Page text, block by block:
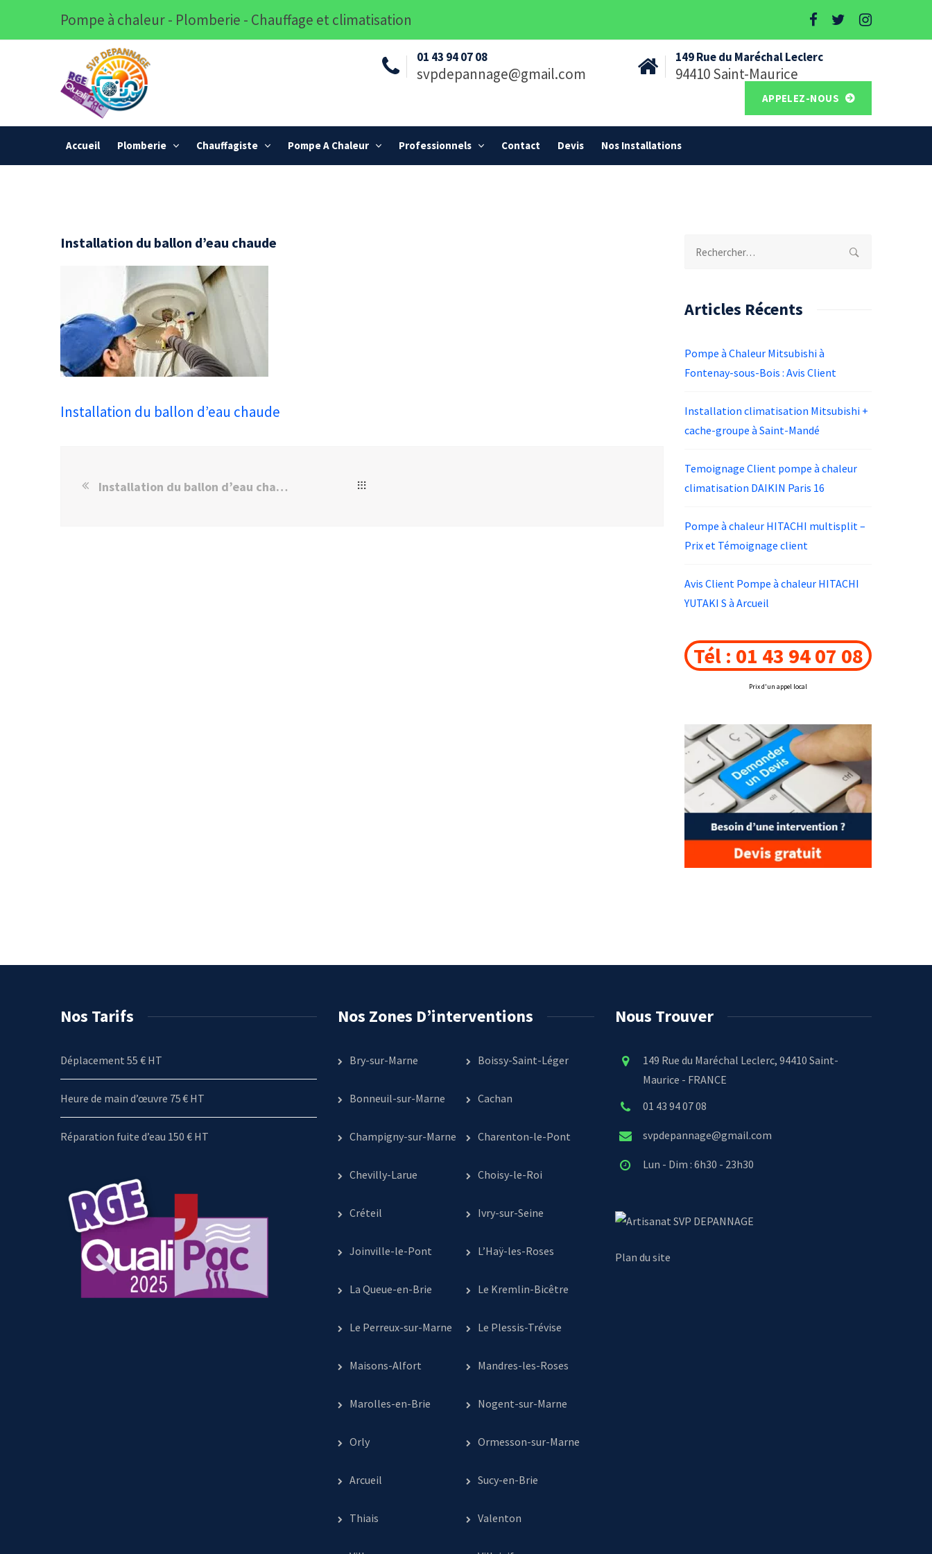
Pompe à chaleur - Plomberie - Chauffage et climatisation
01 43 94 07 08
svpdepannage@gmail.com
149 Rue du Maréchal Leclerc
94410 Saint-Maurice
APPELEZ-NOUS
Accueil Plomberie Chauffagiste Pompe A Chaleur Professionnels Contact Devis Nos Installations
Installation du ballon d’eau chaude
Installation du ballon d’eau chaude
Installation du ballon d’eau chaude
Rechercher :
Articles Récents
Pompe à Chaleur Mitsubishi à
Fontenay-sous-Bois : Avis Client
Installation climatisation Mitsubishi +
cache-groupe à Saint-Mandé
Temoignage Client pompe à chaleur
climatisation DAIKIN Paris 16
Pompe à chaleur HITACHI multisplit –
Prix et Témoignage client
Avis Client Pompe à chaleur HITACHI
YUTAKI S à Arcueil
Tél : 01 43 94 07 08
Prix d'un appel local
Nos Tarifs
Déplacement 55 € HT
Heure de main d’œuvre 75 € HT
Réparation fuite d’eau 150 € HT
Nos Zones D’interventions
Bry-sur-Marne Boissy-Saint-Léger
Bonneuil-sur-Marne Cachan
Champigny-sur-Marne Charenton-le-Pont
Chevilly-Larue Choisy-le-Roi
Créteil Ivry-sur-Seine
Joinville-le-Pont L’Haÿ-les-Roses
La Queue-en-Brie Le Kremlin-Bicêtre
Le Perreux-sur-Marne Le Plessis-Trévise
Maisons-Alfort Mandres-les-Roses
Marolles-en-Brie Nogent-sur-Marne
Orly Ormesson-sur-Marne
Arcueil Sucy-en-Brie
Thiais Valenton
Nous Trouver
149 Rue du Maréchal Leclerc, 94410 Saint-
Maurice - FRANCE
01 43 94 07 08
svpdepannage@gmail.com
Lun - Dim : 6h30 - 23h30
SVP DEPANNAGE
Plan du site